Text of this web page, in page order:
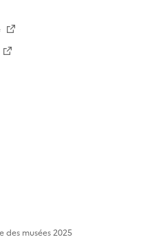
des musées 2025